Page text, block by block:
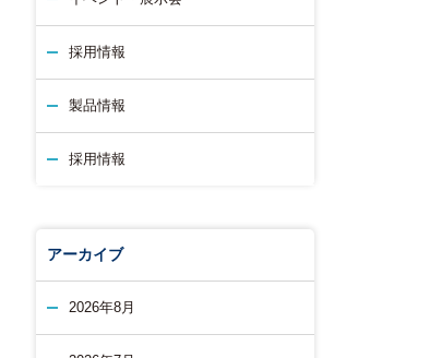
採用情報
製品情報
採用情報
アーカイブ
2026年8月